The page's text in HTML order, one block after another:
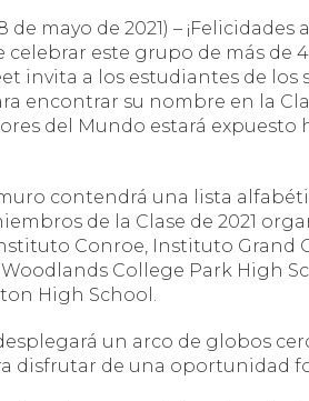
de mayo de 2021) –
celebrar este grupo de más de
invita a los estudiantes de los
encontrar su nombre en la
del Mundo estará expuesto
contendrá una lista
de la Clase de 2021
Conroe, Instituto Grand
College Park High
High School.
un arco de globos
disfrutar de una oportunidad